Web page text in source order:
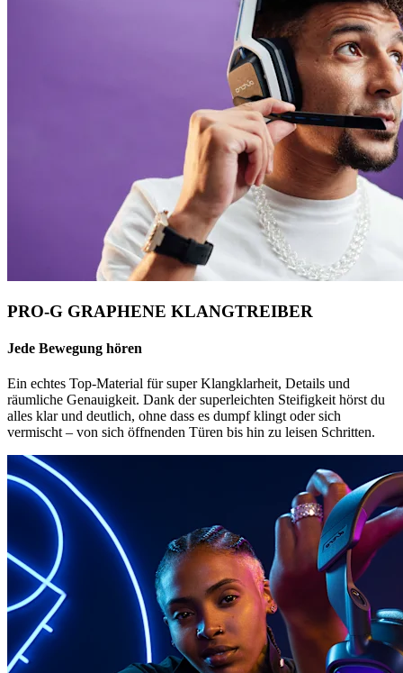
PRO-G GRAPHENE KLANGTREIBER
Jede Bewegung hören
Ein echtes Top-Material für super Klangklarheit, Details und
räumliche Genauigkeit. Dank der superleichten Steifigkeit hörst du
alles klar und deutlich, ohne dass es dumpf klingt oder sich
vermischt – von sich öffnenden Türen bis hin zu leisen Schritten.